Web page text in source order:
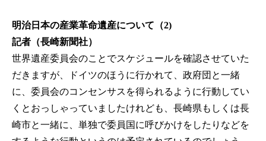
明治日本の産業革命遺産について（2)
記者（長崎新聞社）
世界遺産委員会のことでスケジュールを確認させていた
だきますが、ドイツのほうに行かれて、政府団と一緒
に、委員会のコンセンサスを得られるように行動してい
くとおっしゃっていましたけれども、長崎県もしくは長
崎市と一緒に、単独で委員国に呼びかけをしたりなどを